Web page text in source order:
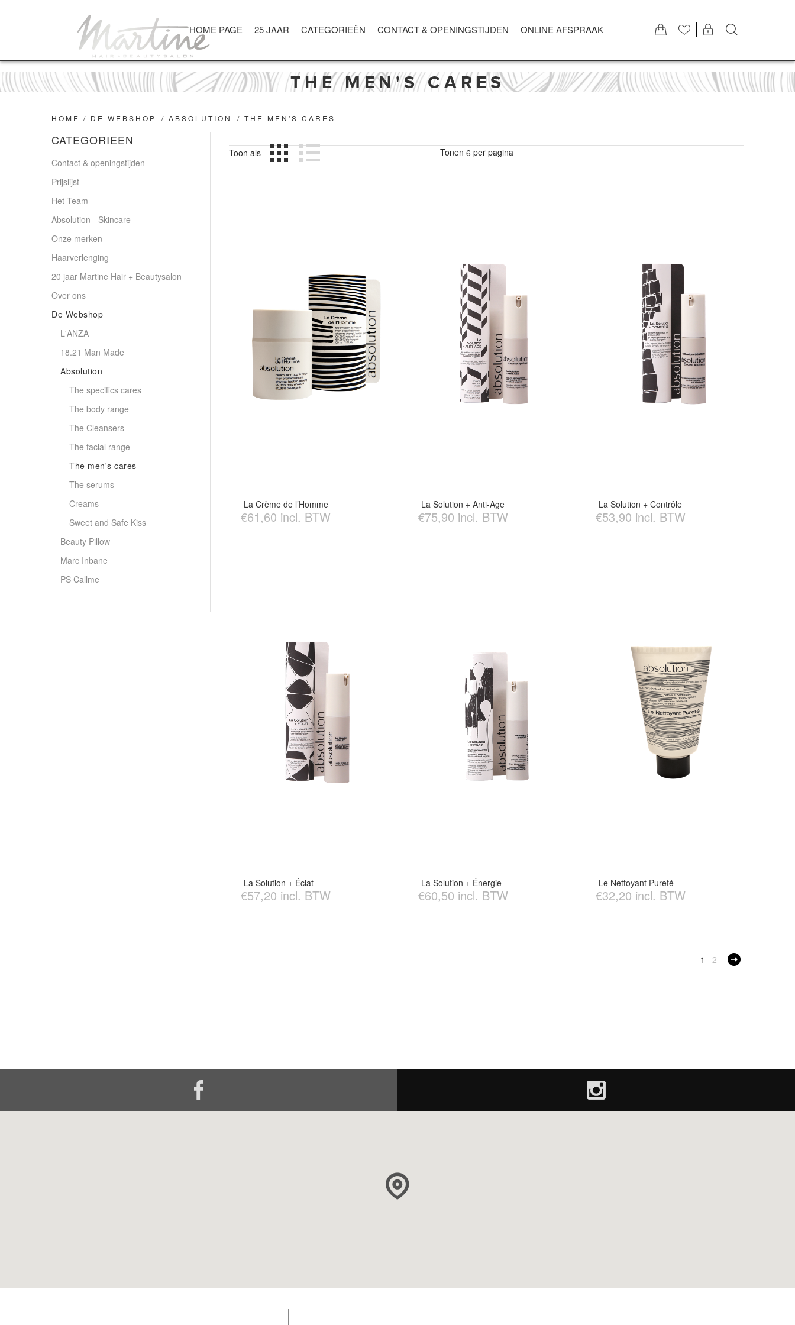
HOME PAGE 25 JAAR CATEGORIEËN CONTACT & OPENINGSTIJDEN ONLINE AFSPRAAK
THE MEN'S CARES
HOME / DE WEBSHOP / ABSOLUTION / THE MEN'S CARES
Toon als Tonen 6 per pagina
La Crème de l’Homme
€61,60 incl. BTW
La Solution + Anti-Age
€75,90 incl. BTW
La Solution + Contrôle
€53,90 incl. BTW
La Solution + Éclat
€57,20 incl. BTW
La Solution + Énergie
€60,50 incl. BTW
Le Nettoyant Pureté
€32,20 incl. BTW
1 2
CATEGORIEEN
Contact & openingstijden
Prijslijst
Het Team
Absolution - Skincare
Onze merken
Haarverlenging
20 jaar Martine Hair + Beautysalon
Over ons
De Webshop
L'ANZA
18.21 Man Made
Absolution
The specifics cares
The body range
The Cleansers
The facial range
The men's cares
The serums
Creams
Sweet and Safe Kiss
Beauty Pillow
Marc Inbane
PS Callme